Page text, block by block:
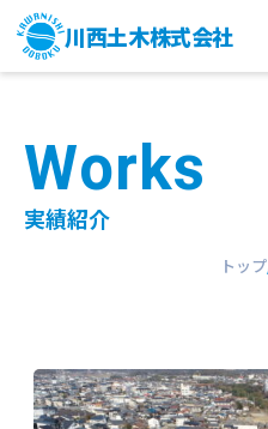
川西土木株式会社
Works
実績紹介
トップ